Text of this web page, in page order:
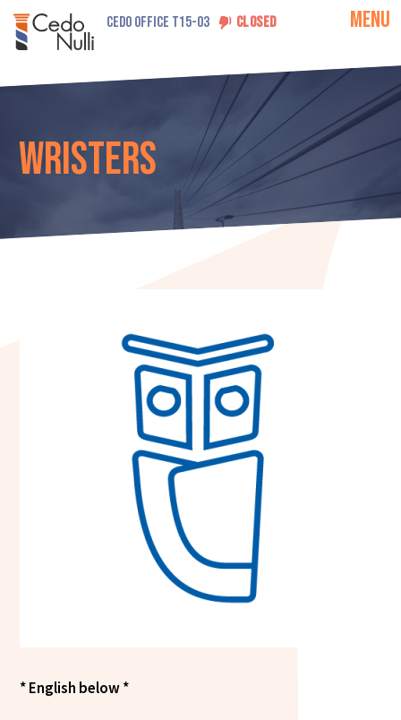
CEDO OFFICE T15-03 CLOSED
Wristers
* English below *
MENU